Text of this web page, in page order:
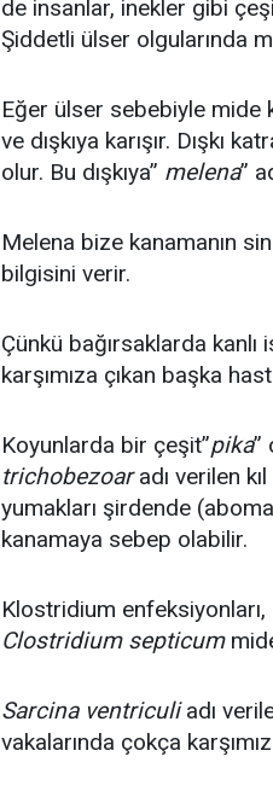
de insanlar, inekler gibi
Şiddetli ülser olgularında
Eğer ülser sebebiyle mide
ve dışkıya karışır. Dışkı
olur. Bu dışkıya” melena”
Melena bize kanamanın
bilgisini verir.
Çünkü bağırsaklarda kanlı
karşımıza çıkan başka
Koyunlarda bir çeşit”pika”
trichobezoaradı verilen
yumakları şirdende
kanamaya sebep olabilir.
Klostridium
Clostridium septicum
Sarcina ventriculiadı
vakalarında çokça